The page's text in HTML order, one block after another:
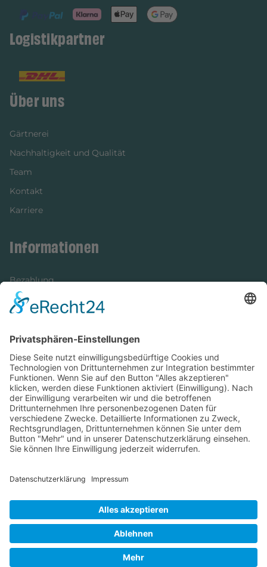
Logistikpartner
Über uns
Gärtnerei
Nachhaltigkeit und Qualität
Team
Kontakt
Karriere
Informationen
Bezahlung
Newsletter
Versandinformationen
Verfügbarkeit/Verträglichkeit
Rechtliches
Widerrufsrecht und Widerrufsformular
Impressum
Datenschutzerklärung
Cookie-Einstellungen
AGB
Streitbeilegungsstelle
Vertrag widerrufen